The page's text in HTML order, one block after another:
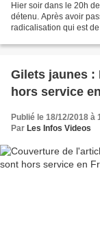
Hier soir dans le 20h
détenu. Après avoir
radicalisation qui est
Gilets jaunes :
hors service
Publié le 18/12/2018 à
Par Les Infos Videos